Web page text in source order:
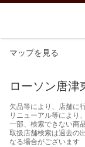
マップを見る
ローソン唐津
欠品等により、店舗に
リニューアル等により
一部、検索できない商
取扱店舗検索は過去の
なる場合がございます